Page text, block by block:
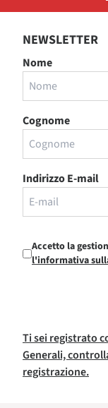
NEWSLETTER
Nome
Cognome
Indirizzo E-mail
Accetto la
l'informativa
Ti sei registrato
Generali,
registrazione.